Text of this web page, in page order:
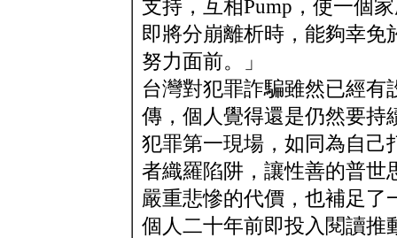
支持，互相Pump，使一個
即將分崩離析時，能夠幸免
努力面前。」
台灣對犯罪詐騙雖然已經有
傳，個人覺得還是仍然要持
犯罪第一現場，如同為自己
者織羅陷阱，讓性善的普世
嚴重悲慘的代價，也補足了
個人二十年前即投入閱讀推